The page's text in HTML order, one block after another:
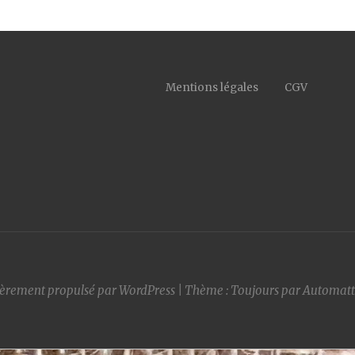
Mentions légales CGV
propulsé par WordPress Thème : Toujours par